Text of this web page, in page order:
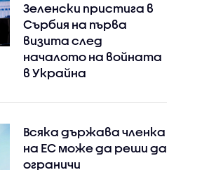
Зеленски пристига в
Сърбия на първа
визита след
началото на войната
в Украйна
Всяка държава членка
на ЕС може да реши да
ограничи